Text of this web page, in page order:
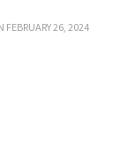
FEBRUARY 26, 2024